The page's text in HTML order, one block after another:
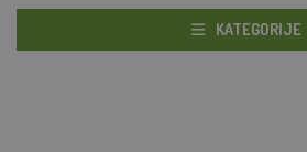
KATEGORIJE